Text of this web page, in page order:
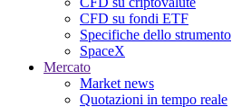
CFD su fondi ETF
Specifiche dello strumento
SpaceX
Mercato
Market news
Quotazioni in tempo reale